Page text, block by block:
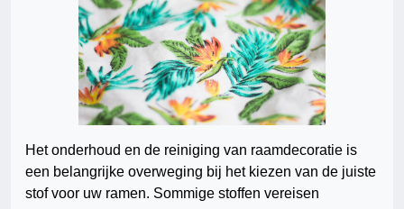
Het onderhoud en de reiniging van raamdecoratie is
een belangrijke overweging bij het kiezen van de juiste
stof voor uw ramen. Sommige stoffen vereisen